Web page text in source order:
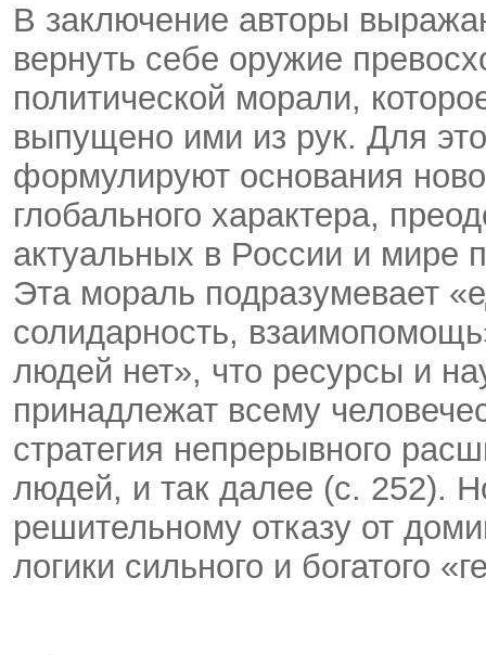
В заключение авторы
вернуть себе оружие
политической морали,
выпущено ими из рук. Для
формулируют основания
глобального характера,
актуальных в России и мире
Эта мораль подразумевает
солидарность,
людей нет», что ресурсы и
принадлежат всему
стратегия непрерывного
людей, и так далее (с. 252).
решительному отказу от
логики сильного и богатого